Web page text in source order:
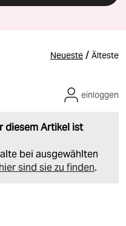
Neueste / Älteste
diesem Artikel ist
bei ausgewählten
hier sind sie zu finden.
einloggen